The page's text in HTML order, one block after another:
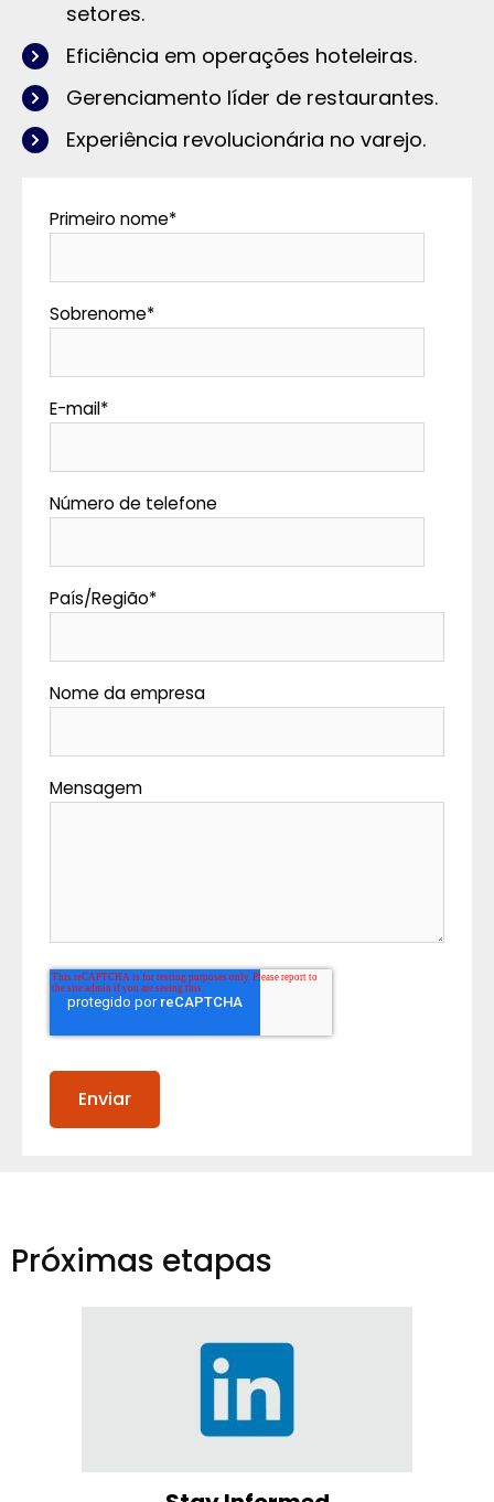
setores.
Eficiência em operações hoteleiras.
Gerenciamento líder de restaurantes.
Experiência revolucionária no varejo.
Primeiro nome*
Sobrenome*
E-mail*
Número de telefone
País/Região*
Nome da empresa
Mensagem
Próximas etapas